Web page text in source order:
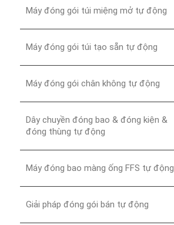
Máy đóng gói túi miệng mở tự động
Máy đóng gói túi tạo sẵn tự động
Máy đóng gói chân không tự động
Dây chuyền đóng bao & đóng kiện &
đóng thùng tự động
Máy đóng bao màng ống FFS tự động
Giải pháp đóng gói bán tự động